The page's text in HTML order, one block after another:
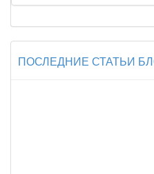
ПОСЛЕДНИЕ СТАТЬИ